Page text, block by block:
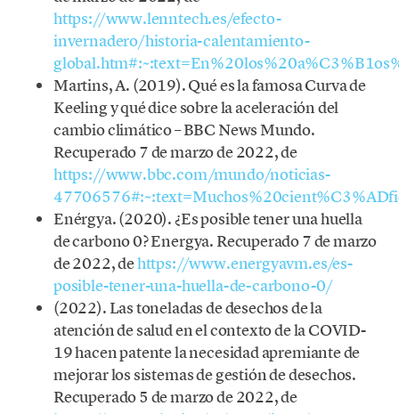
https://www.lenntech.es/efecto-
invernadero/historia-calentamiento-
Martins, A. (2019). Qué es la famosa Curva de
Keeling y qué dice sobre la aceleración del
cambio climático – BBC News Mundo.
Recuperado 7 de marzo de 2022, de
https://www.bbc.com/mundo/noticias-
Enérgya. (2020). ¿Es posible tener una huella
de carbono 0? Energya. Recuperado 7 de marzo
de 2022, dehttps://www.energyavm.es/es-
posible-tener-una-huella-de-carbono-0/
(2022). Las toneladas de desechos de la
atención de salud en el contexto de la COVID-
19 hacen patente la necesidad apremiante de
mejorar los sistemas de gestión de desechos.
Recuperado 5 de marzo de 2022, de